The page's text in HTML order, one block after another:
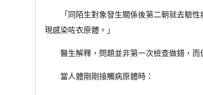
「同陌生對象發生關係後第二朝就去驗性
現感染咗衣原體。」
醫生解釋，問題並非第一次檢查做錯，而
當人體剛剛接觸病原體時：